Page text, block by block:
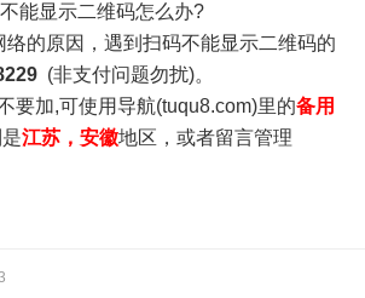
能显示二维码怎么办?
的原因，遇到扫码不能显示二维码的
(非支付问题勿扰)。
加,可使用导航(tuqu8.com)里的备用
江苏，安徽地区，或者留言管理